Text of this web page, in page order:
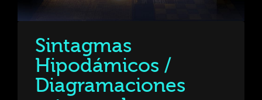
Sintagmas
Hipodámicos /
Diagramaciones